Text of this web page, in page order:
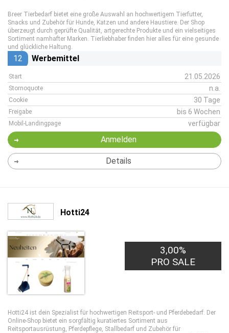
Breer Tierbedarf bietet eine große Auswahl an hochwertigem Tierfutter,
Snacks und Zubehör für Hunde, Katzen und andere Haustiere. Der Shop
überzeugt durch geprüfte Qualität, artgerechte Produkte und ein vielseitiges
Sortiment namhafter Marken. Tierliebhaber finden hier alles für eine gesunde
und glückliche Haltung.
12 Werbemittel
Start 21.05.2026
Stornoquote n.a.
Cookie 30 Tage
Freigabe bis 6 Wochen
Mobil-Landingpage verfügbar
Anmelden
Details
Hotti24
3,00%
PRO SALE
Hotti24 ist dein Spezialist für hochwertigen Reitsport- und Pferdebedarf. Der
Online-Shop bietet ein sorgfältig kuratiertes Sortiment aus
Reitsportausrüstung, Pferdepflege, Stallbedarf und Zubehör für